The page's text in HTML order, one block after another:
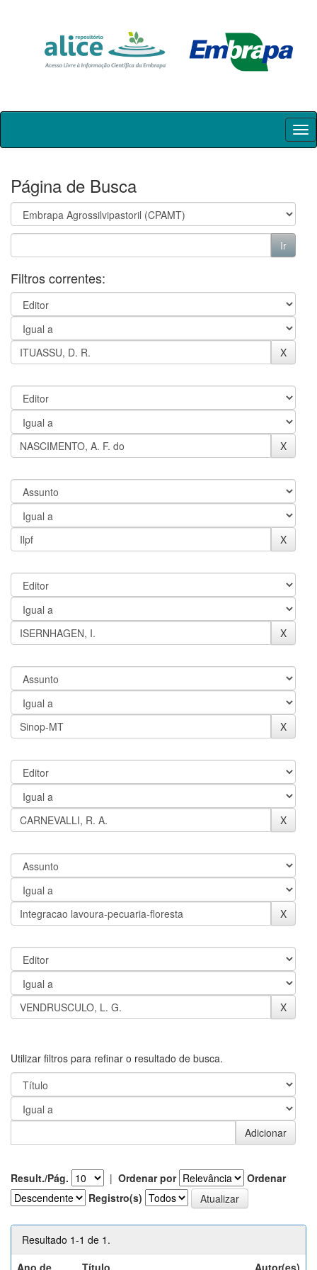
Skip
Página de Busca
Filtros correntes:
Utilizar filtros para refinar o resultado de busca.
Result./Pág. | Ordenar por
Ordenar
Registro(s)
Resultado 1-1 de 1.
Ano de
Título Autor(es)